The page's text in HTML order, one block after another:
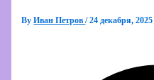
ByИван Петров/24 декабря, 2025